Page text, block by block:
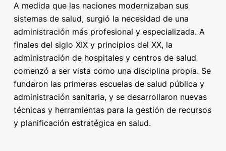
A medida que las naciones modernizaban sus
sistemas de salud, surgió la necesidad de una
administración más profesional y especializada. A
finales del siglo XIX y principios del XX, la
administración de hospitales y centros de salud
comenzó a ser vista como una disciplina propia. Se
fundaron las primeras escuelas de salud pública y
administración sanitaria, y se desarrollaron nuevas
técnicas y herramientas para la gestión de recursos
y planificación estratégica en salud.